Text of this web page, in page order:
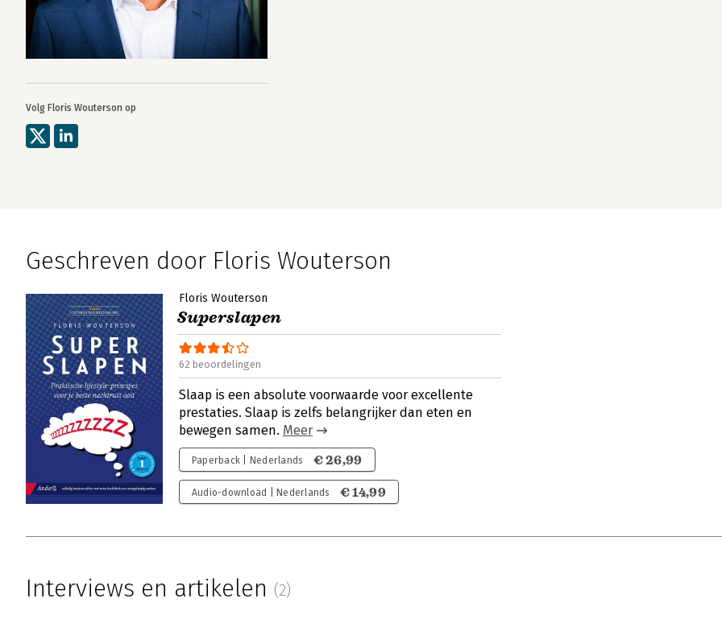
Volg Floris Wouterson op
Geschreven door Floris Wouterson
Floris Wouterson
Superslapen
62 beoordelingen
Slaap is een absolute voorwaarde voor excellente
prestaties. Slaap is zelfs belangrijker dan eten en
bewegen samen. Meer
Paperback | Nederlands € 26,99
Audio-download | Nederlands € 14,99
Interviews en artikelen (2)